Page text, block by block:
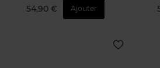
54,90 € Ajouter